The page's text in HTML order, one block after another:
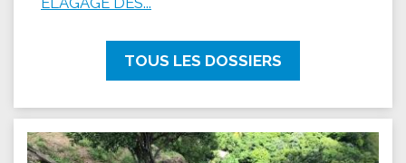
TOUS LES DOSSIERS